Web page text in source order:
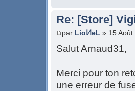
Re: [Store]
par LioͶeL » 15
Salut Arnaud31,
Merci pour ton
une erreur de